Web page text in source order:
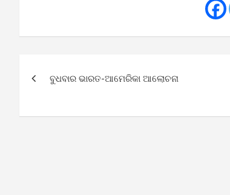
navigation
ବୁଧବାର ଭାରତ-ଆମେରିକା ଆଲୋଚନା